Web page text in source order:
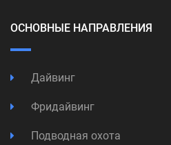
ОСНОВНЫЕ НАПРАВЛЕНИЯ
Дайвинг
Фридайвинг
Подводная охота